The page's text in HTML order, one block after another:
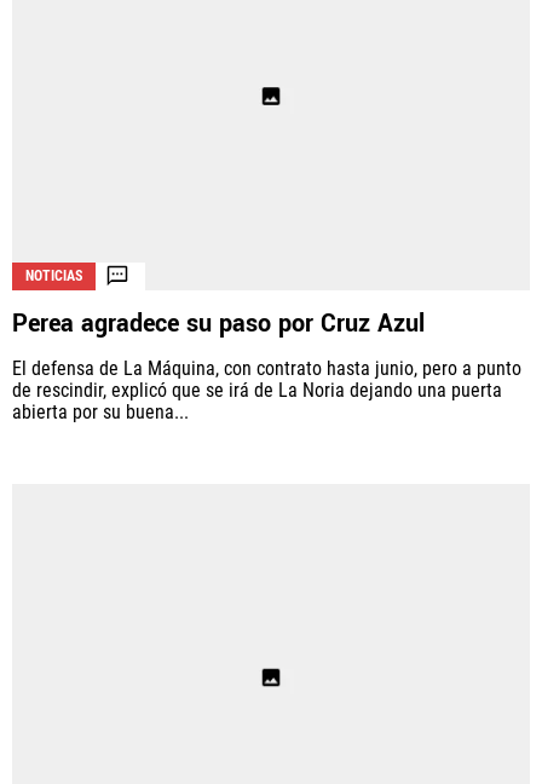
NOTICIAS
Perea agradece su paso por Cruz Azul
El defensa de La Máquina, con contrato hasta junio, pero a punto
de rescindir, explicó que se irá de La Noria dejando una puerta
abierta por su buena...